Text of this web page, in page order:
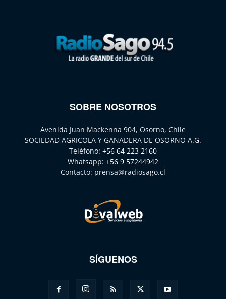
SOBRE NOSOTROS
Avenida Juan Mackenna 904, Osorno, Chile
SOCIEDAD AGRICOLA Y GANADERA DE OSORNO A.G.
Teléfono: +56 64 223 2160
Whatsapp: +56 9 57244942
Contacto: prensa@radiosago.cl
SÍGUENOS